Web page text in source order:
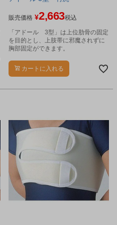
販売価格 ¥2,663税込
「アドール 3型」は上位肋骨の固定
を目的とし、上肢帯に邪魔されずに
胸部固定ができます。
カートに入れる